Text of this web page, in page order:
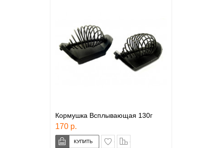
Кормушка Всплывающая 130г
170 р.
в закладки